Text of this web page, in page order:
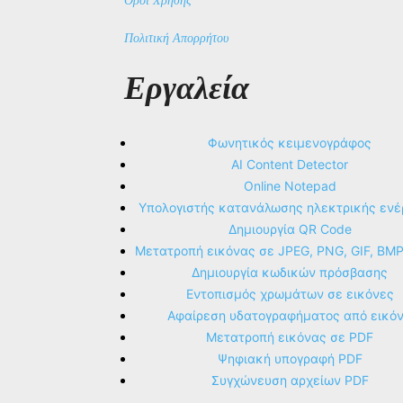
Πολιτική Απορρήτου
Εργαλεία
Φωνητικός κειμενογράφος
AI Content Detector
Online Notepad
Υπολογιστής κατανάλωσης ηλεκτρικής
Δημιουργία QR Code
Μετατροπή εικόνας σε JPEG, PNG, GIF,
Δημιουργία κωδικών πρόσβασης
Εντοπισμός χρωμάτων σε εικόνες
Αφαίρεση υδατογραφήματος από
Μετατροπή εικόνας σε PDF
Ψηφιακή υπογραφή PDF
Συγχώνευση αρχείων PDF